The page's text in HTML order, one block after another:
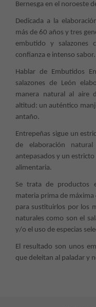
Bernesga en el noroeste
Dedicada a la
más de 60 años y tres
embutido y salazones
confianza e intenso
Hablar de Embutidos
salazones de León
manera natural al aire
altitud: un auténtico
antaño.
Entrepeñas sigue un
de elaboración
antepasados y un
alimentaria.
Se trata de productos
materia prima de
para sustituirlos por los
naturales como son el
y/o el uso de especias
El resultado son unos
que deleitan al paladar y